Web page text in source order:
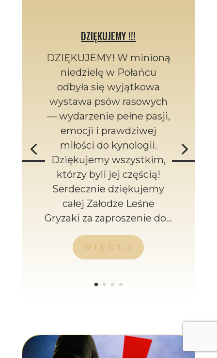
DZIĘKUJEMY !!!
DZIĘKUJEMY! W minioną
niedzielę w Połańcu
odbyła się wyjątkowa
wystawa psów rasowych
— wydarzenie pełne pasji,
emocji i prawdziwej
miłości do kynologii.
Dziękujemy wszystkim,
którzy byli jej częścią!
Serdecznie dziękujemy
całej Załodze Leśne
Gryzaki za zaproszenie do...
WIĘCEJ